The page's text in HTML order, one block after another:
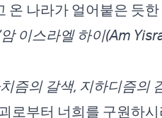
온 나라가 얼어붙은 듯
‘암 이스라엘 하이(Am
즘의 갈색, 지하디즘의
로부터 너희를 구원하시